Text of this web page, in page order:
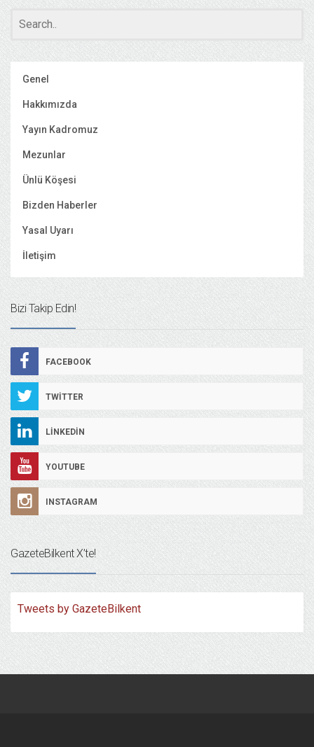
Genel
Hakkımızda
Yayın Kadromuz
Mezunlar
Ünlü Köşesi
Bizden Haberler
Yasal Uyarı
İletişim
Bizi Takip Edin!
FACEBOOK
TWITTER
LINKEDIN
YOUTUBE
INSTAGRAM
GazeteBilkent X’te!
Tweets by GazeteBilkent